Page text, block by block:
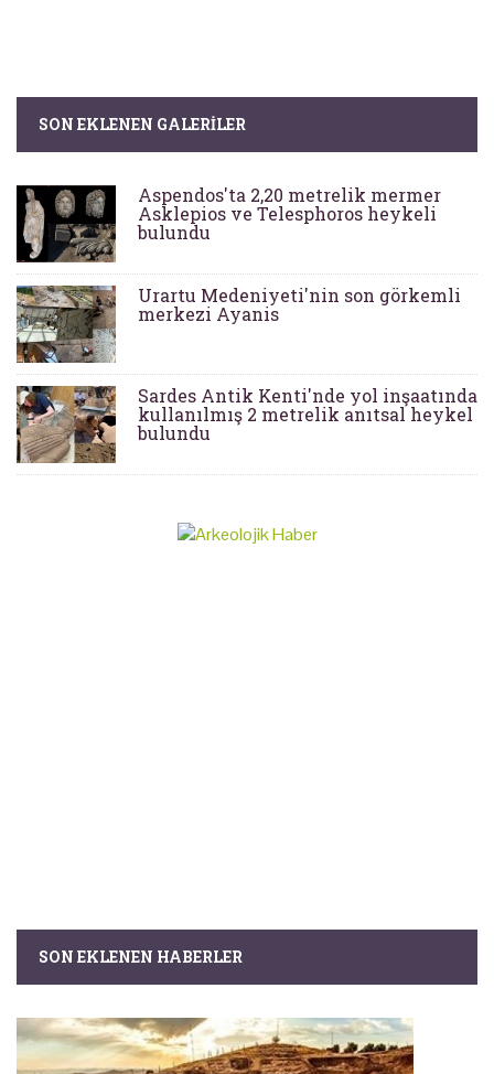
SON EKLENEN GALERILER
Aspendos'ta 2,20 metrelik mermer
Asklepios ve Telesphoros heykeli
bulundu
Urartu Medeniyeti'nin son görkemli
merkezi Ayanis
Sardes Antik Kenti'nde yol inşaatında
kullanılmış 2 metrelik anıtsal heykel
bulundu
SON EKLENEN HABERLER